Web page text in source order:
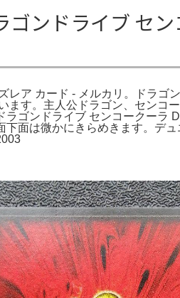
ンドライブ セン
レア カード - メルカリ。ドラゴ
ます。主人公ドラゴン、センコ
ゴンドライブ センコークーラ
面は微かにきらめきます。デ